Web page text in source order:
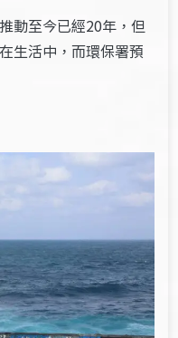
動至今已經20年，但
生活中，而環保署預